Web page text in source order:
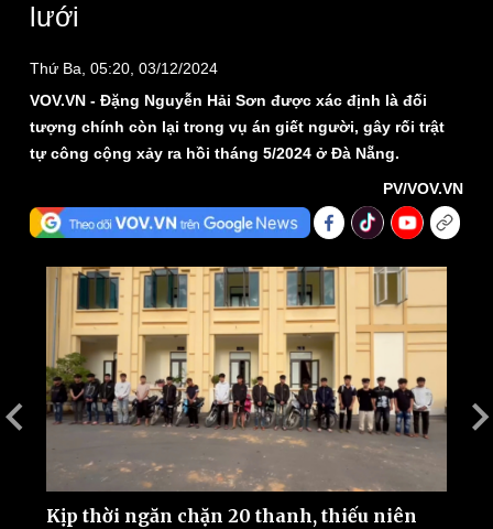
Thế giới
Quan sát
Cuộc sống đó đây
Multimedia
Video
Ảnh
Infographic
lưới
Thứ Ba, 05:20, 03/12/2024
VOV.VN - Đặng Nguyễn Hải Sơn được xác định là đối
tượng chính còn lại trong vụ án giết người, gây rối trật
tự công cộng xảy ra hồi tháng 5/2024 ở Đà Nẵng.
PV/VOV.VN
Kịp thời ngăn chặn 20 thanh, thiếu niên